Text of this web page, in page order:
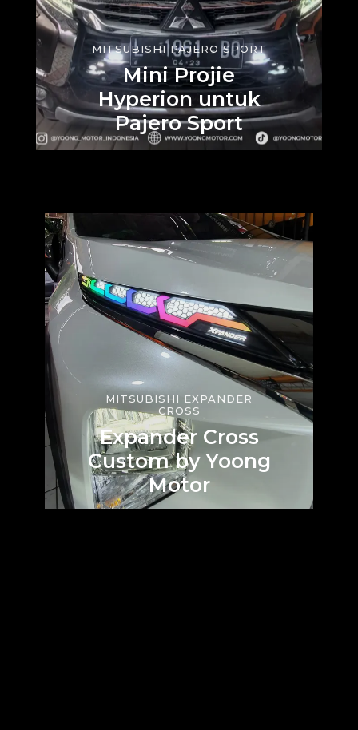
MITSUBISHI PAJERO SPORT
Mini Projie
Hyperion untuk
Pajero Sport
MITSUBISHI EXPANDER
CROSS
Expander Cross
Custom by Yoong
Motor